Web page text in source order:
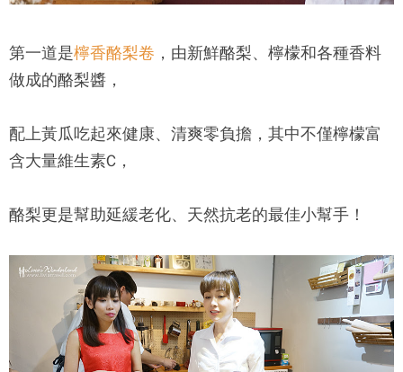
第一道是檸香酪梨卷 ，由新鮮酪梨、檸檬和各種香料
做成的酪梨醬，
配上黃瓜吃起來健康、清爽零負擔，其中不僅檸檬富
含大量維生素C，
酪梨更是幫助延緩老化、天然抗老的最佳小幫手！